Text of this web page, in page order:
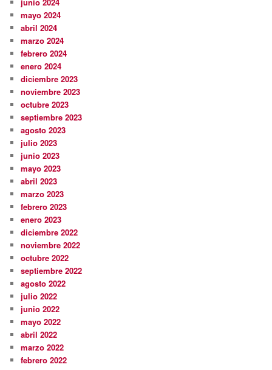
junio 2024
mayo 2024
abril 2024
marzo 2024
febrero 2024
enero 2024
diciembre 2023
noviembre 2023
octubre 2023
septiembre 2023
agosto 2023
julio 2023
junio 2023
mayo 2023
abril 2023
marzo 2023
febrero 2023
enero 2023
diciembre 2022
noviembre 2022
octubre 2022
septiembre 2022
agosto 2022
julio 2022
junio 2022
mayo 2022
abril 2022
marzo 2022
febrero 2022